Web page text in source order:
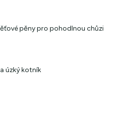
pěny pro pohodlnou chůzi
úzký kotník